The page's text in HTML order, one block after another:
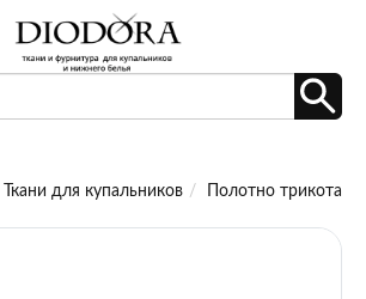
Ткани для купальников Полотно